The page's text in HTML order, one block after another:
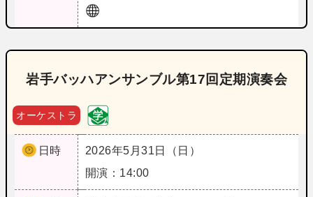
岩手バッハアンサンブル第17回定期演奏会
オーケストラ
日時
2026年5月31日（日）
開演：14:00